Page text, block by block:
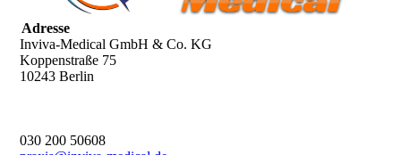
Adresse
Inviva-Medical GmbH & Co. KG
Koppenstraße 75
10243 Berlin
030 200 50608